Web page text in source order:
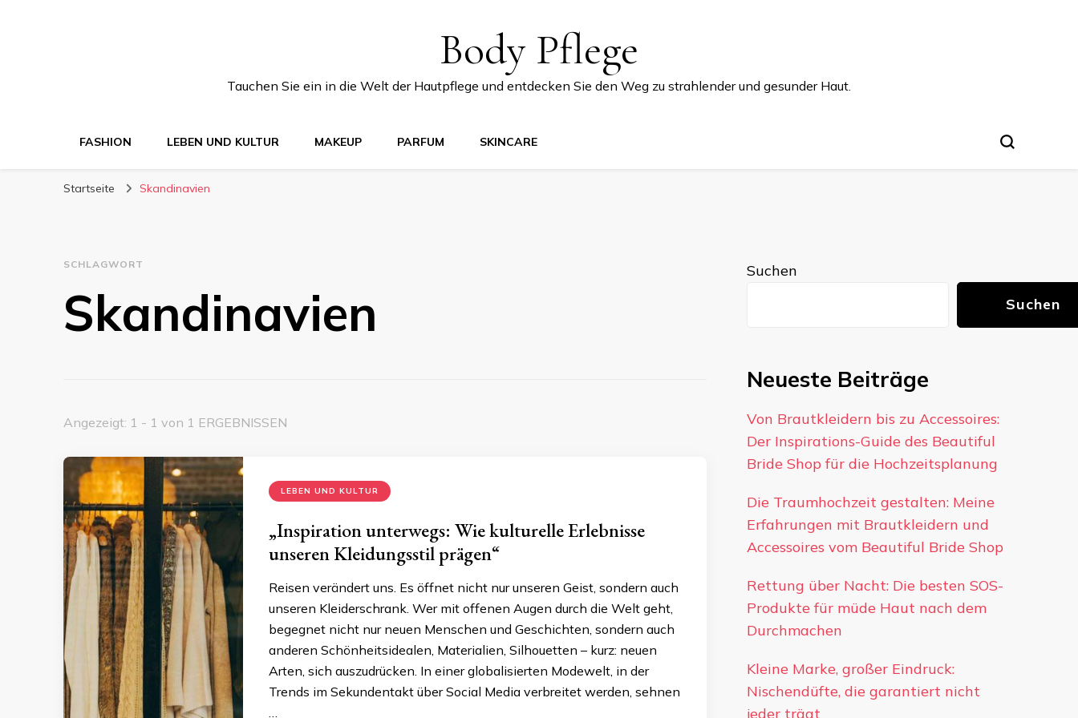
Body Pflege
Tauchen Sie ein in die Welt der Hautpflege und entdecken Sie den Weg zu strahlender und gesunder Haut.
FASHION LEBEN UND KULTUR MAKEUP PARFUM SKINCARE
Startseite Skandinavien
SCHLAGWORT
Skandinavien
Angezeigt: 1 - 1 von 1 ERGEBNISSEN
LEBEN UND KULTUR
„Inspiration unterwegs: Wie kulturelle Erlebnisse
unseren Kleidungsstil prägen“
Reisen verändert uns. Es öffnet nicht nur unseren Geist, sondern auch
unseren Kleiderschrank. Wer mit offenen Augen durch die Welt geht,
begegnet nicht nur neuen Menschen und Geschichten, sondern auch
anderen Schönheitsidealen, Materialien, Silhouetten – kurz: neuen
Arten, sich auszudrücken. In einer globalisierten Modewelt, in der
Trends im Sekundentakt über Social Media verbreitet werden, sehnen
…
Suchen
Suchen
Neueste Beiträge
Von Brautkleidern bis zu Accessoires:
Der Inspirations-Guide des Beautiful
Bride Shop für die Hochzeitsplanung
Die Traumhochzeit gestalten: Meine
Erfahrungen mit Brautkleidern und
Accessoires vom Beautiful Bride Shop
Rettung über Nacht: Die besten SOS-
Produkte für müde Haut nach dem
Durchmachen
Kleine Marke, großer Eindruck:
Nischendüfte, die garantiert nicht
jeder trägt